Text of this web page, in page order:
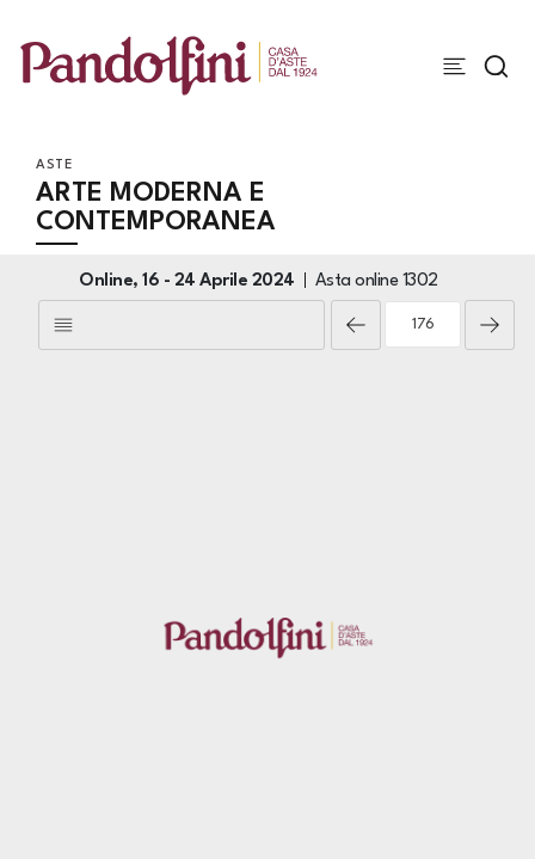
ASTE
ARTE MODERNA E
CONTEMPORANEA
Online,16 - 24 Aprile 2024 Asta online 1302